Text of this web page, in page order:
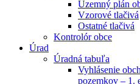
Územný plán
Vzorové tlačivá
Ostatné tlačivá
Kontrolór obce
Úrad
Úradná tabuľa
Vyhlásenie
pozemkov – 1.